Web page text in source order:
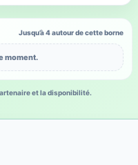
Jusqu’à 4 autour de cette borne
moment.
et la disponibilité.